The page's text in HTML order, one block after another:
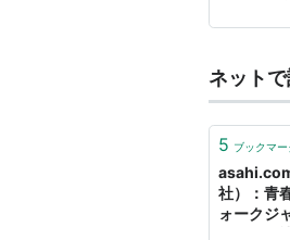
ネット
5 ブックマー
社）：青
ォークジ